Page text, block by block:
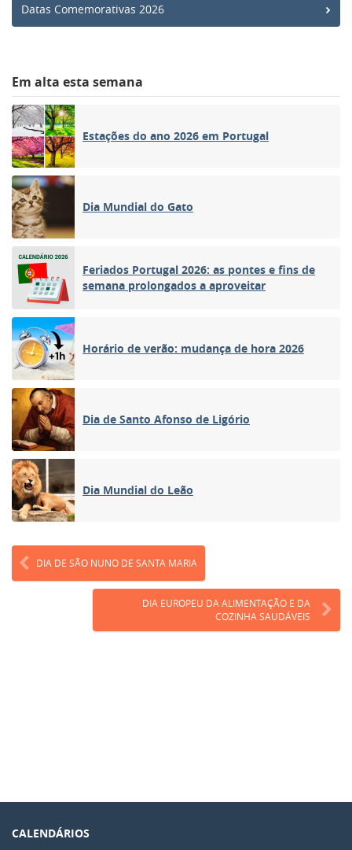
Datas Comemorativas 2026
Em alta esta semana
Estações do ano 2026 em Portugal
Dia Mundial do Gato
Feriados Portugal 2026: as pontes e fins de
semana prolongados a aproveitar
Horário de verão: mudança de hora 2026
Dia de Santo Afonso de Ligório
Dia Mundial do Leão
DIA DE SÃO NUNO DE SANTA MARIA
DIA EUROPEU DA ALIMENTAÇÃO E DA
COZINHA SAUDÁVEIS
CALENDÁRIOS